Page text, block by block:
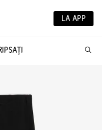
LA APP